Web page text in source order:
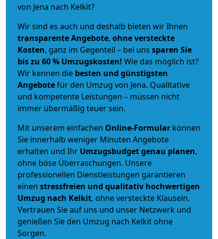
von Jena nach Kelkit?
Wir sind es auch und deshalb bieten wir Ihnen
transparente Angebote, ohne versteckte
Kosten, ganz im Gegenteil – bei uns sparen Sie
bis zu 60 % Umzugskosten! Wie das möglich ist?
Wir kennen die besten und günstigsten
Angebotefür den Umzug von Jena. Qualitative
und kompetente Leistungen – müssen nicht
immer übermäßig teuer sein.
Mit unserem einfachen Online-Formular können
Sie innerhalb weniger Minuten Angebote
erhalten und Ihr Umzugsbudgetgenau planen,
ohne böse Überraschungen. Unsere
professionellen Dienstleistungen garantieren
einen stressfreien und qualitativ hochwertigen
Umzug nach Kelkit, ohne versteckte Klauseln.
Vertrauen Sie auf uns und unser Netzwerk und
genießen Sie den Umzug nach Kelkit ohne
Sorgen.